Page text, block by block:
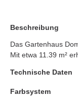
Beschreibung
Das Gartenhaus
Mit etwa 11.39 m²
Technische Daten
Farbsystem